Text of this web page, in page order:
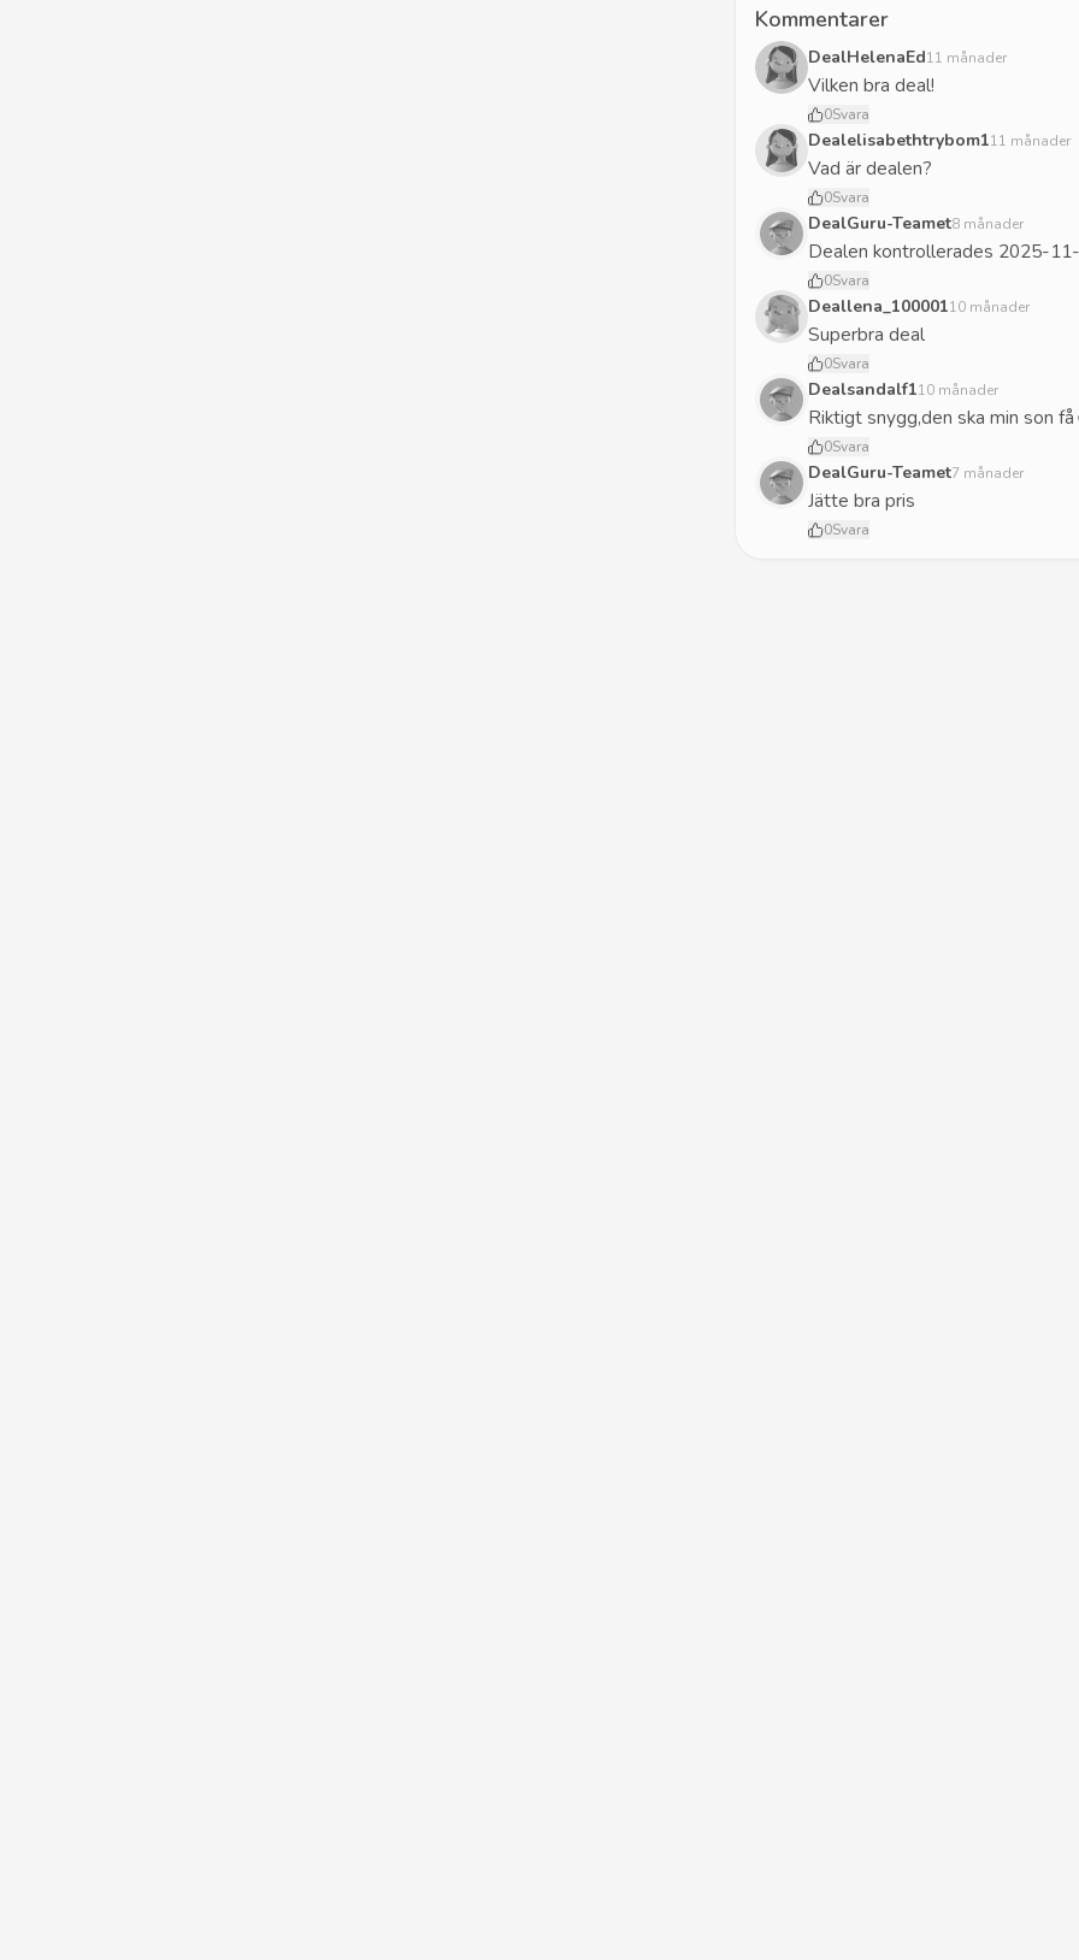
Kommentarer
DealHelenaEd11 månader
Vilken bra deal!
0Svara
Dealelisabethtrybom111 månader
Vad är dealen?
0Svara
DealGuru-Teamet8 månader
Dealen kontrollerades 2025-
0Svara
Deallena_10000110 månader
Superbra deal
0Svara
Dealsandalf110 månader
Riktigt snygg,den ska min son
0Svara
DealGuru-Teamet7 månader
Jätte bra pris
0Svara